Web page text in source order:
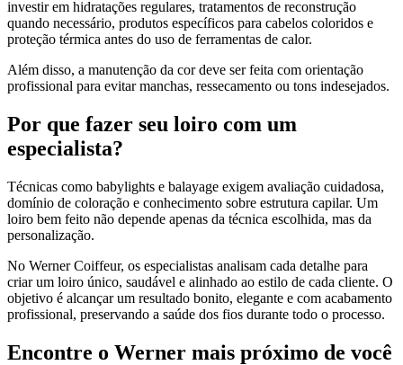
investir em hidratações regulares, tratamentos de reconstrução
quando necessário, produtos específicos para cabelos coloridos e
proteção térmica antes do uso de ferramentas de calor.
Além disso, a manutenção da cor deve ser feita com orientação
profissional para evitar manchas, ressecamento ou tons indesejados.
Por que fazer seu loiro com um
especialista?
Técnicas como babylights e balayage exigem avaliação cuidadosa,
domínio de coloração e conhecimento sobre estrutura capilar. Um
loiro bem feito não depende apenas da técnica escolhida, mas da
personalização.
No Werner Coiffeur, os especialistas analisam cada detalhe para
criar um loiro único, saudável e alinhado ao estilo de cada cliente. O
objetivo é alcançar um resultado bonito, elegante e com acabamento
profissional, preservando a saúde dos fios durante todo o processo.
Encontre o Werner mais próximo de você